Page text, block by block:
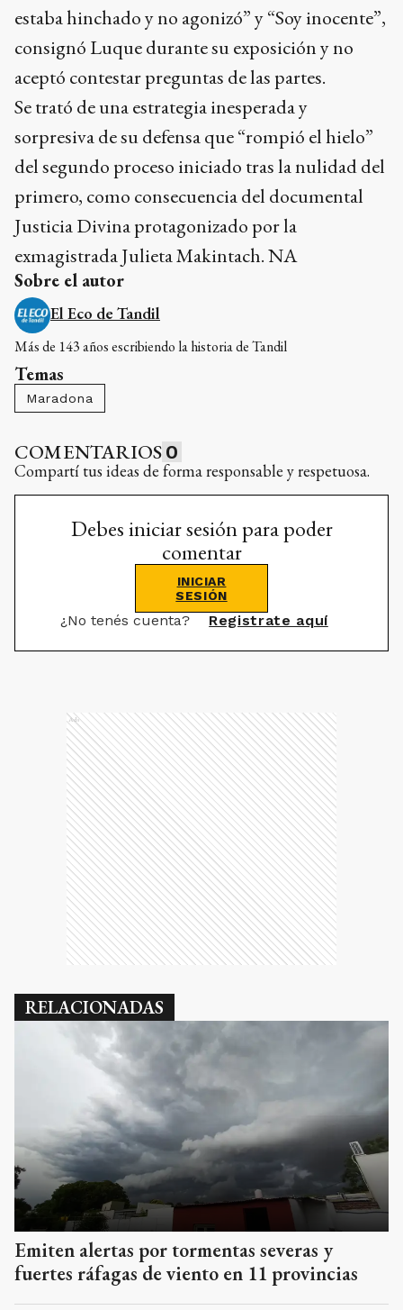
estaba hinchado y no agonizó” y “Soy inocente”,
consignó Luque durante su exposición y no
aceptó contestar preguntas de las partes.
Se trató de una estrategia inesperada y
sorpresiva de su defensa que “rompió el hielo”
del segundo proceso iniciado tras la nulidad del
primero, como consecuencia del documental
Justicia Divina protagonizado por la
exmagistrada Julieta Makintach. NA
Sobre el autor
El Eco de Tandil
Más de 143 años escribiendo la historia de Tandil
Temas
Maradona
COMENTARIOS 0
Compartí tus ideas de forma responsable y respetuosa.
Debes iniciar sesión para poder
comentar
INICIAR
SESIÓN
¿No tenés cuenta? Registrate aquí
Ads
RELACIONADAS
Emiten alertas por tormentas severas y
fuertes ráfagas de viento en 11 provincias